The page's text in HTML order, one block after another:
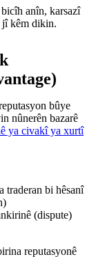
anîn, karsazî
jî kêm dikin.
bûye
nûnerên bazarê
ya civakî ya xurtî
traderan bi hêsanî
(dispute)
reputasyonê